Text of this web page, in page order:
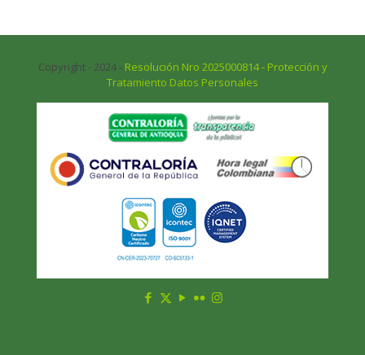
Copyright - 2024 - Resolución Nro 2025000814 - Protección y
Tratamiento Datos Personales